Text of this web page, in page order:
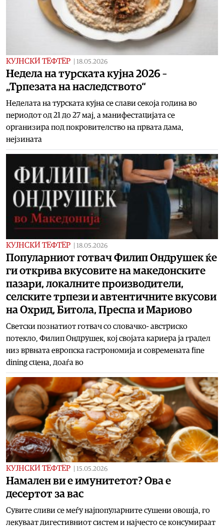
КУЈНСКИ ТЕФТЕР 18.05.2026
Недела на турската кујна 2026 –
„Трпезата на наследството“
Неделата на турската кујна се слави секоја година во
периодот од 21 до 27 мај, а манифестацијата се
организира под покровителство на првата дама,
нејзината
КУЈНСКИ ТЕФТЕР 18.05.2026
Популарниот готвач Филип Ондрушек ќе
ги открива вкусовите на македонските
пазари, локалните производители,
селските трпези и автентичните вкусови
на Охрид, Битола, Преспа и Мариово
Светски познатиот готвач со словачко- австриско
потекло, Филип Ондрушек, кој својата кариера ја градел
низ врвната европска гастрономија и современата fine
dining сцена, доаѓа во
КУЈНСКИ ТЕФТЕР 15.05.2026
Намален ви е имунитетот? Ова е
десертот за вас
Сувите сливи се меѓу најпопуларните сушени овошја, го
лекуваат дигестивниот систем и најчесто се консумираат